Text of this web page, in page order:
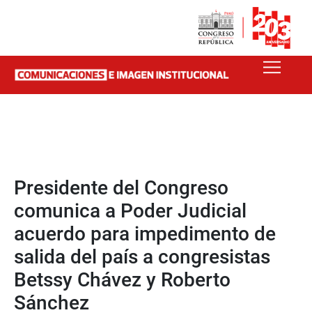
Presidente del Congreso
comunica a Poder Judicial
acuerdo para impedimento de
salida del país a congresistas
Betssy Chávez y Roberto
Sánchez